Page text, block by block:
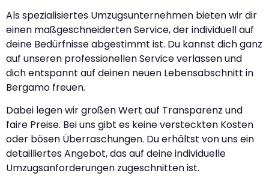
Als spezialisiertes Umzugsunternehmen bieten wir dir
einen maßgeschneiderten Service, der individuell auf
deine Bedürfnisse abgestimmt ist. Du kannst dich ganz
auf unseren professionellen Service verlassen und
dich entspannt auf deinen neuen Lebensabschnitt in
Bergamo freuen.
Dabei legen wir großen Wert auf Transparenz und
faire Preise. Bei uns gibt es keine versteckten Kosten
oder bösen Überraschungen. Du erhältst von uns ein
detailliertes Angebot, das auf deine individuelle
Umzugsanforderungen zugeschnitten ist.